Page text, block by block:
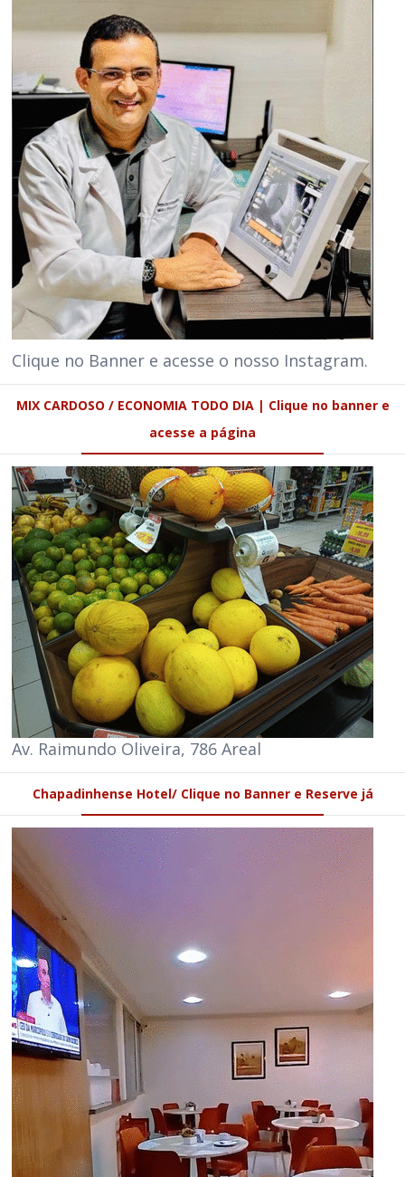
Clique no Banner e acesse o nosso Instagram.
MIX CARDOSO / ECONOMIA TODO DIA | Clique no banner e
acesse a página
Av. Raimundo Oliveira, 786 Areal
Chapadinhense Hotel/ Clique no Banner e Reserve já